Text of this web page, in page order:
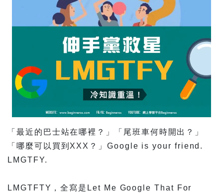
「最近的巴士站在哪裡？」「尾班車何時開出？」
「哪麼可以買到XXX？」Google is your friend.
LMGTFY.
LMGTFTY，全寫是Let Me Google That For